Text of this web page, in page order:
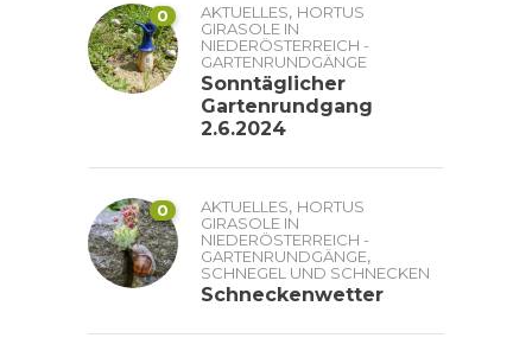
0 AKTUELLES, HORTUS
GIRASOLE IN
NIEDERÖSTERREICH -
GARTENRUNDGÄNGE
Sonntäglicher
Gartenrundgang
2.6.2024
0 AKTUELLES, HORTUS
GIRASOLE IN
NIEDERÖSTERREICH -
GARTENRUNDGÄNGE,
SCHNEGEL UND SCHNECKEN
Schneckenwetter